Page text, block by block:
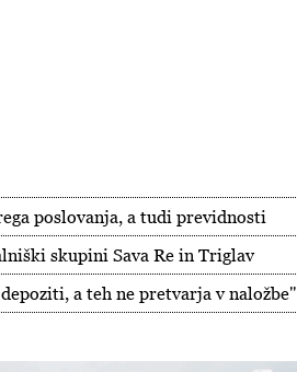
poslovanja, a tudi previdnosti
skupini Sava Re in Triglav
a teh ne pretvarja v naložbe"